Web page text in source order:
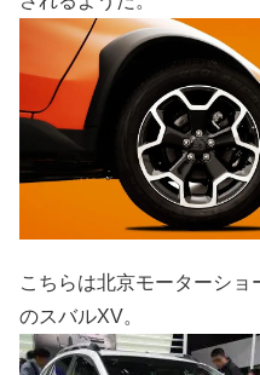
こちらは北京モーターシ
のスバルXV。